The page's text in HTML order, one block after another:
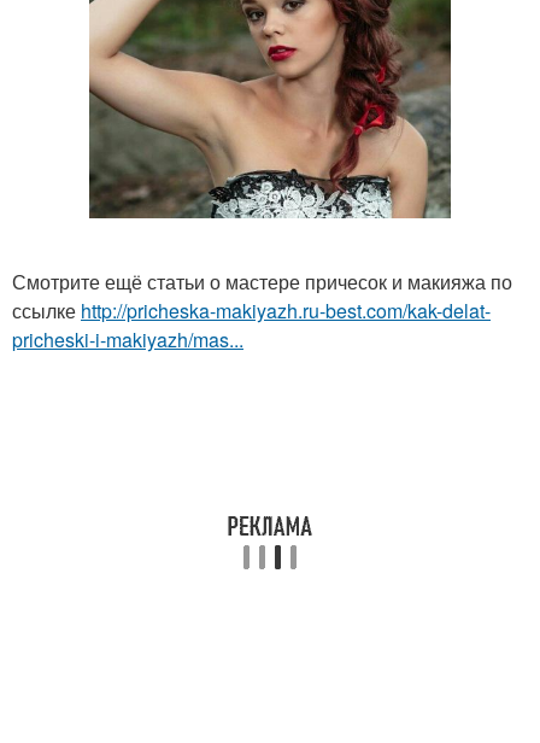
Смотрите ещё статьи о мастере причесок и макияжа по
ссылке http://pricheska-makiyazh.ru-best.com/kak-delat-
pricheski-i-makiyazh/mas...